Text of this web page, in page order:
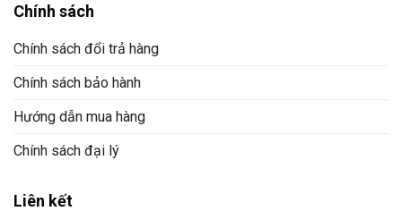
Chính sách
Chính sách đổi trả hàng
Chính sách bảo hành
Hướng dẫn mua hàng
Chính sách đại lý
Liên kết